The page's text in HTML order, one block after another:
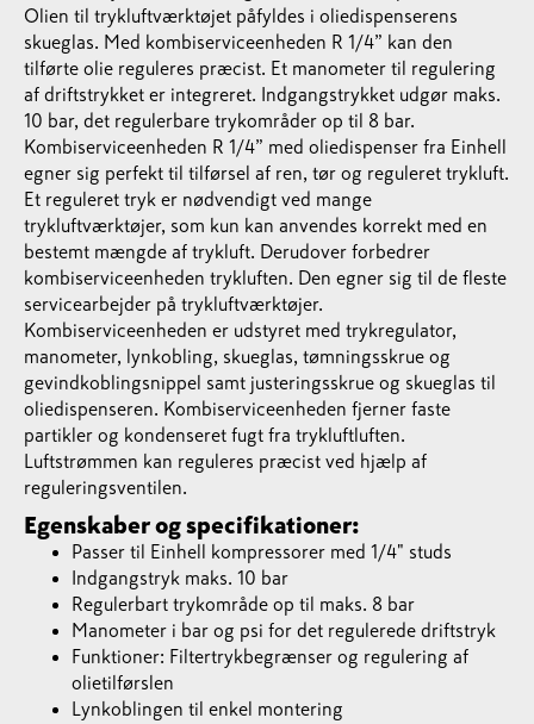
Olien til trykluftværktøjet påfyldes i oliedispenserens
skueglas. Med kombiserviceenheden R 1/4” kan den
tilførte olie reguleres præcist. Et manometer til regulering
af driftstrykket er integreret. Indgangstrykket udgør maks.
10 bar, det regulerbare trykområder op til 8 bar.
Kombiserviceenheden R 1/4” med oliedispenser fra Einhell
egner sig perfekt til tilførsel af ren, tør og reguleret trykluft.
Et reguleret tryk er nødvendigt ved mange
trykluftværktøjer, som kun kan anvendes korrekt med en
bestemt mængde af trykluft. Derudover forbedrer
kombiserviceenheden trykluften. Den egner sig til de fleste
servicearbejder på trykluftværktøjer.
Kombiserviceenheden er udstyret med trykregulator,
manometer, lynkobling, skueglas, tømningsskrue og
gevindkoblingsnippel samt justeringsskrue og skueglas til
oliedispenseren. Kombiserviceenheden fjerner faste
partikler og kondenseret fugt fra trykluftluften.
Luftstrømmen kan reguleres præcist ved hjælp af
reguleringsventilen.
Egenskaber og specifikationer:
Passer til Einhell kompressorer med 1/4" studs
Indgangstryk maks. 10 bar
Regulerbart trykområde op til maks. 8 bar
Manometer i bar og psi for det regulerede driftstryk
Funktioner: Filtertrykbegrænser og regulering af
olietilførslen
Lynkoblingen til enkel montering